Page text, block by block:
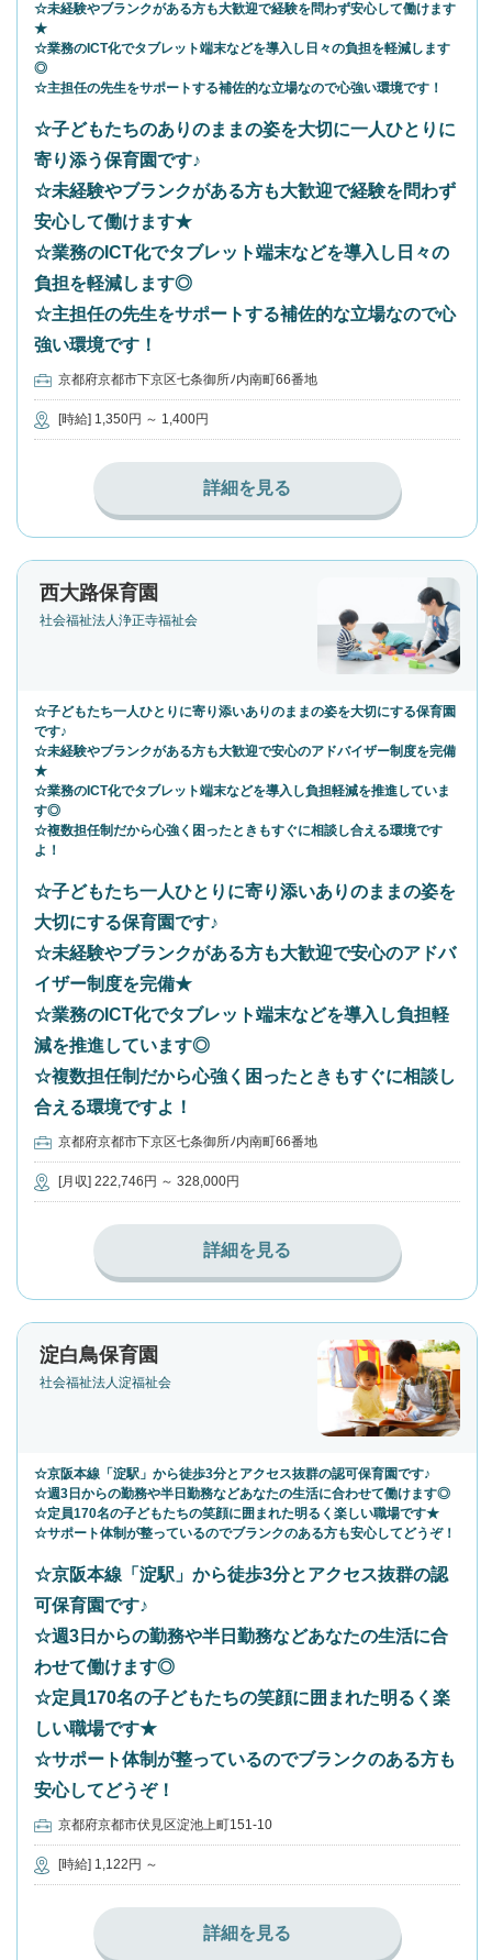
☆未経験やブランクがある方も大歓迎で経験を問わず安心して働けます
★
☆業務のICT化でタブレット端末などを導入し日々の負担を軽減します
◎
☆主担任の先生をサポートする補佐的な立場なので心強い環境です！
☆子どもたちのありのままの姿を大切に一人ひとりに
寄り添う保育園です♪
☆未経験やブランクがある方も大歓迎で経験を問わず
安心して働けます★
☆業務のICT化でタブレット端末などを導入し日々の
負担を軽減します◎
☆主担任の先生をサポートする補佐的な立場なので心
強い環境です！
京都府京都市下京区七条御所ﾉ内南町66番地
[時給] 1,350円 ～ 1,400円
詳細を見る
西大路保育園
社会福祉法人浄正寺福祉会
☆子どもたち一人ひとりに寄り添いありのままの姿を大切にする保育園
です♪
☆未経験やブランクがある方も大歓迎で安心のアドバイザー制度を完備
★
☆業務のICT化でタブレット端末などを導入し負担軽減を推進していま
す◎
☆複数担任制だから心強く困ったときもすぐに相談し合える環境です
よ！
☆子どもたち一人ひとりに寄り添いありのままの姿を
大切にする保育園です♪
☆未経験やブランクがある方も大歓迎で安心のアドバ
イザー制度を完備★
☆業務のICT化でタブレット端末などを導入し負担軽
減を推進しています◎
☆複数担任制だから心強く困ったときもすぐに相談し
合える環境ですよ！
京都府京都市下京区七条御所ﾉ内南町66番地
[月収] 222,746円 ～ 328,000円
詳細を見る
淀白鳥保育園
社会福祉法人淀福祉会
☆京阪本線「淀駅」から徒歩3分とアクセス抜群の認可保育園です♪
☆週3日からの勤務や半日勤務などあなたの生活に合わせて働けます◎
☆定員170名の子どもたちの笑顔に囲まれた明るく楽しい職場です★
☆サポート体制が整っているのでブランクのある方も安心してどうぞ！
☆京阪本線「淀駅」から徒歩3分とアクセス抜群の認
可保育園です♪
☆週3日からの勤務や半日勤務などあなたの生活に合
わせて働けます◎
☆定員170名の子どもたちの笑顔に囲まれた明るく楽
しい職場です★
☆サポート体制が整っているのでブランクのある方も
安心してどうぞ！
京都府京都市伏見区淀池上町151-10
[時給] 1,122円 ～
詳細を見る